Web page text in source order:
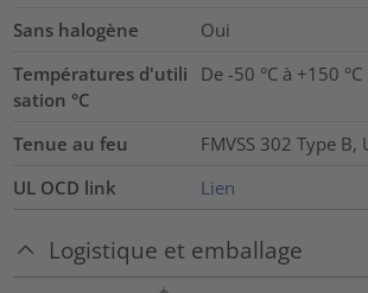
Sans halogène
Oui
Températures d'utili
sation °C
De -50 °C à +150 °C
Tenue au feu
FMVSS 302 Type B,
UL OCD link
Lien
Logistique et emballage